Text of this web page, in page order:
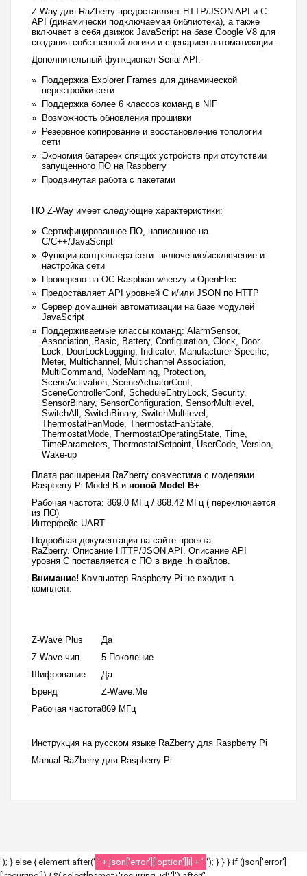
Z-Way для RaZberry предоставляет HTTP/JSON API и C
API (динамически подключаемая библиотека), а также
включает в себя движок JavaScript на базе Google V8 для
создания собственной логики и сценариев автоматизации.
Дополнительный функционал Serial API:
Поддержка Explorer Frames для динамической
перестройки сети
Поддержка более 6 классов команд в NIF
Возможность обновления прошивки
Резервное копирование и восстановление топологии
сети
Экономия батареек спящих устройств при отсутствии
запущенного ПО на Raspberry
Продвинутая работа с пакетами
ПО Z-Way имеет следующие характеристики:
Сертифицированное ПО, написанное на
C/C++/JavaScript
Функции контроллера сети: включение/исключение и
настройка сети
Проверено на ОС Raspbian wheezy и OpenElec
Предоставляет API уровней C и/или JSON по HTTP
Сервер домашней автоматизации на базе модулей
JavaScript
Поддерживаемые классы команд: AlarmSensor,
Association, Basic, Battery, Configuration, Clock, Door
Lock, DoorLockLogging, Indicator, Manufacturer Specific,
Meter, Multichannel, Multichannel Association,
MultiCommand, NodeNaming, Protection,
SceneActivation, SceneActuatorConf,
SceneControllerConf, ScheduleEntryLock, Security,
SensorBinary, SensorConfiguration, SensorMultilevel,
SwitchAll, SwitchBinary, SwitchMultilevel,
ThermostatFanMode, ThermostatFanState,
ThermostatMode, ThermostatOperatingState, Time,
TimeParameters, ThermostatSetpoint, UserCode, Version,
Wake-up
Плата расширения RaZberry совместима с моделями
Raspberry Pi Model B и новой Model B+
Рабочая частота: 869.0 МГц / 868.42 МГц ( переключается
из ПО)
Интерфейс UART
Подробная документация на сайте проекта
RaZberry. Описание HTTP/JSON API. Описание API
уровня C поставляется с ПО в виде .h файлов.
Внимание! Компьютер Raspberry Pi не входит в
комплект.
Z-Wave Plus
Да
Z-Wave чип
5 Поколение
Шифрование
Да
Бренд
Z-Wave.Me
Рабочая частота869 МГц
Инструкция на русском языке RaZberry для Raspberry Pi
Manual RaZberry для Raspberry Pi
'); } else { element.after(' ' + json['error']['option'][i] + ' '); } } } if (json['error']